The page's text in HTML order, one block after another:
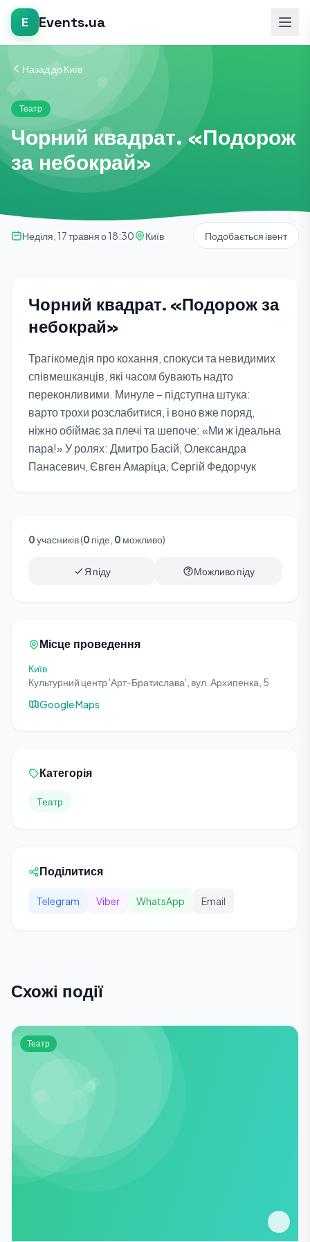
E Events.ua
Назад до Київ
Театр
Чорний квадрат. «Подорож
за небокрай»
Неділя, 17 травня о 18:30 Київ Подобається івент
Чорний квадрат. «Подорож за
небокрай»
Трагікомедія про кохання, спокуси та невидимих
співмешканців, які часом бувають надто
переконливими. Минуле – підступна штука:
варто трохи розслабитися, і воно вже поряд,
ніжно обіймає за плечі та шепоче: «Ми ж ідеальна
пара!» У ролях: Дмитро Басій, Олександра
Панасевич, Євген Амаріца, Сергій Федорчук
0учасників (0 піде, 0 можливо)
Я піду Можливо піду
Місце проведення
Київ
Культурний центр 'Арт-Братислава', вул. Архипенка, 5
Google Maps
Категорія
Театр
Поділитися
Telegram Viber WhatsApp Email
Схожі події
Театр